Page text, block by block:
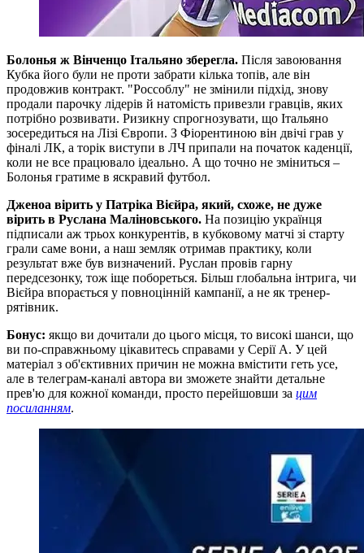
Болонья ж Вінченцо Італьяно зберегла. Після завоювання
Кубка його були не проти забрати кілька топів, але він
продовжив контракт. "Россоблу" не змінили підхід, знову
продали парочку лідерів й натомість привезли гравців, яких
потрібно розвивати. Ризикну спрогнозувати, що Італьяно
зосередиться на Лізі Європи. З Фіорентиною він двічі грав у
фіналі ЛК, а торік виступи в ЛЧ припали на початок каденції,
коли не все працювало ідеально. А що точно не зміниться –
Болонья гратиме в яскравий футбол.
Дженоа вірить у Патріка Вієйра, який, схоже, не дуже
вірить в Руслана Маліновського. На позицію українця
підписали аж трьох конкурентів, в кубковому матчі зі старту
грали саме вони, а наш земляк отримав практику, коли
результат вже був визначений. Руслан провів гарну
передсезонку, тож іще побореться. Більш глобальна інтрига, чи
Вієйра впорається у повноцінній кампанії, а не як тренер-
рятівник.
Бонус: якщо ви дочитали до цього місця, то високі шанси, що
ви по-справжньому цікавитесь справами у Серії А. У цей
матеріал з об'єктивних причин не можна вмістити геть усе,
але в телеграм-каналі автора ви зможете знайти детальне
прев'ю для кожної команди, просто перейшовши за цим
посиланням.